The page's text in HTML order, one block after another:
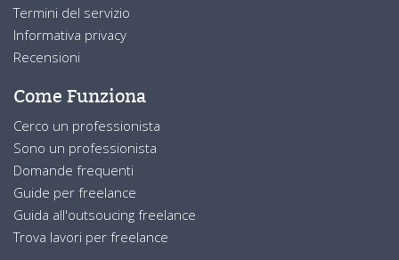
Termini del servizio
Informativa privacy
Recensioni
Come Funziona
Cerco un professionista
Sono un professionista
Domande frequenti
Guide per freelance
Guida all'outsoucing freelance
Trova lavori per freelance